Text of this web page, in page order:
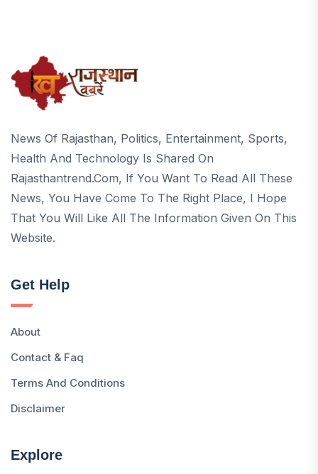
News Of Rajasthan, Politics, Entertainment, Sports,
Health And Technology Is Shared On
Rajasthantrend.com, If You Want To Read All These
News, You Have Come To The Right Place, I Hope
That You Will Like All The Information Given On This
Website.
Get Help
About
Contact & Faq
Terms And Conditions
Disclaimer
Explore